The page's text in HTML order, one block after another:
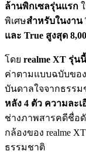
ล้านพิกเซลรุ่นแรก
พิเศษสำหรับในงาน
และ True สูงสุด
โดย realme XT รุ่น
ค่าตามแบบฉบับของ
บันดาลใจจากธรร
หลัง 4 ตัว ความละ
ช่างภาพสารคดีชื่อดั
กล้องของ realme
ธรรมชาติ